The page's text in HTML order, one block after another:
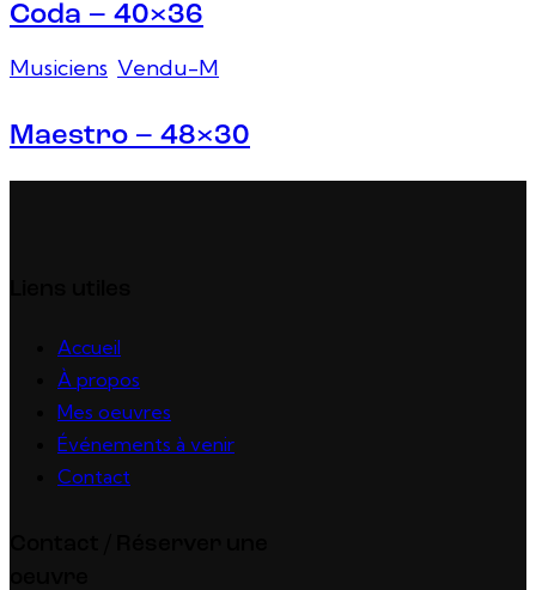
Coda – 40×36
Musiciens Vendu-M
Maestro – 48×30
Accueil
À propos
Mes oeuvres
Événements à venir
Contact